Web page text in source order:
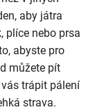
aby játra
plíce nebo prsa
abyste pro
můžete pít
trápit pálení
strava.